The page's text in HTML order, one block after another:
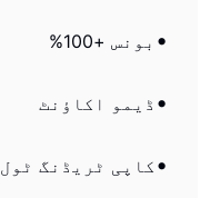
بونس +100%
ڈیمو اکاؤنٹ
کاپی ٹریڈنگ ٹول